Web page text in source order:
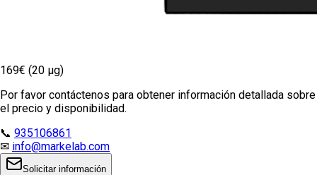
169€ (20 µg)
Por favor contáctenos para obtener información detallada sobre
el precio y disponibilidad.
📞 935106861
✉ info@markelab.com
Solicitar información